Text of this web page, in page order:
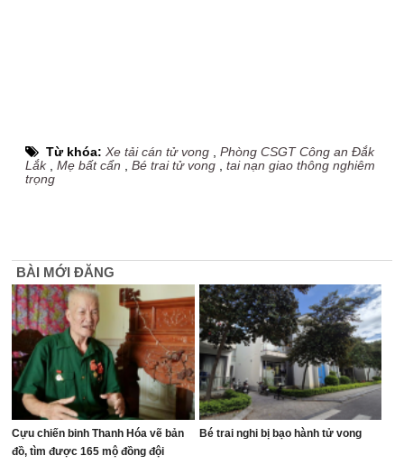
Từ khóa: Xe tải cán tử vong ,Phòng CSGT Công an Đắk
Lắk,Mẹ bất cẩn ,Bé trai tử vong ,tai nạn giao thông nghiêm
trọng
BÀI MỚI ĐĂNG
Cựu chiến binh Thanh Hóa vẽ bản
đồ, tìm được 165 mộ đồng đội
Bé trai nghi bị bạo hành tử vong